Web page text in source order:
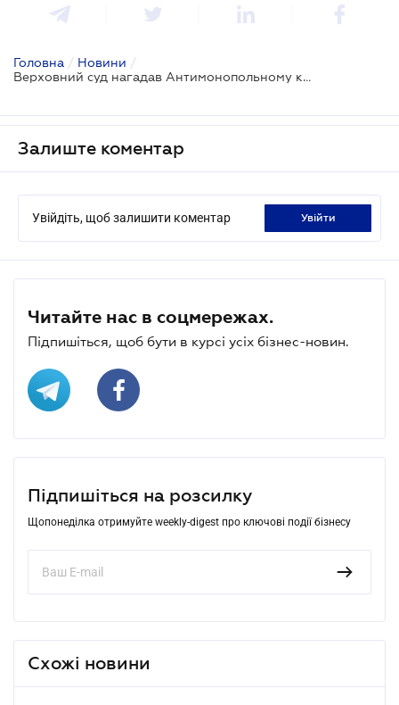
Головна / Новини /
Верховний суд нагадав Антимонопольному комітету про межі його повноважень
Залиште коментар
Увійдіть, щоб залишити коментар увійти
Читайте нас в соцмережах.
Підпишіться, щоб бути в курсі усіх бізнес-новин.
Підпишіться на розсилку
Щопонеділка отримуйте weekly-digest про ключові події бізнесу
Схожі новини